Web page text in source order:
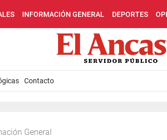
INFORMACIÓN GENERAL DEPORTES
Contacto
General